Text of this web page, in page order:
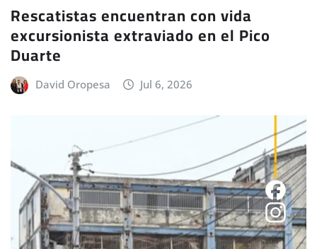
Rescatistas encuentran con vida
excursionista extraviado en el Pico
Duarte
David Oropesa Jul 6, 2026